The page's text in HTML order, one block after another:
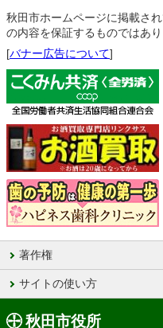
秋田市ホームページに掲載さ
の内容を保証するものではあり
[バナー広告について]
著作権
サイトの使い方
秋田市役所